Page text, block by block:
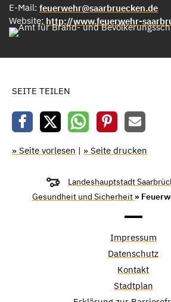
E-Mail: feuerwehr@saarbruecken.de
Website:
SEITE TEILEN
» Seite vorlesen | » Seite drucken
Landeshauptstadt
Gesundheit und Sicherheit »
Impressum
Datenschutz
Kontakt
Stadtplan